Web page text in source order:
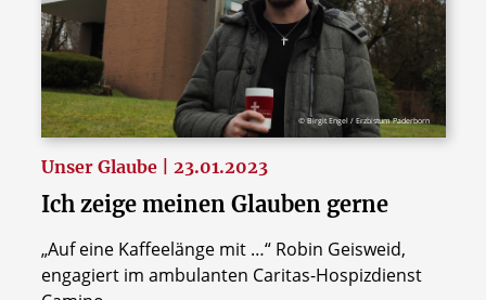
© Birgit Engel / Erzbistum Paderborn
Unser Glaube | 23.01.2023
Ich zeige meinen Glauben gerne
„Auf eine Kaffeelänge mit …“ Robin Geisweid,
engagiert im ambulanten Caritas-Hospizdienst